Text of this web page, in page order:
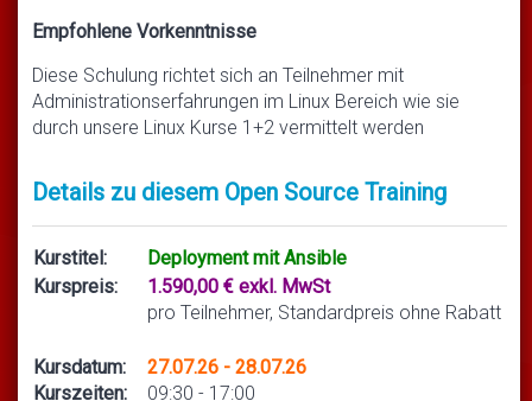
Empfohlene Vorkenntnisse
Diese Schulung richtet sich an Teilnehmer mit
Administrationserfahrungen im Linux Bereich wie sie
durch unsere Linux Kurse 1+2 vermittelt werden
Details zu diesem Open Source Training
Kurstitel:
Deployment mit Ansible
Kurspreis:
1.590,00 € exkl. MwSt
pro Teilnehmer, Standardpreis ohne Rabatt
Kursdatum:
Kurszeiten:
27.07.26 - 28.07.26
09:30 - 17:00